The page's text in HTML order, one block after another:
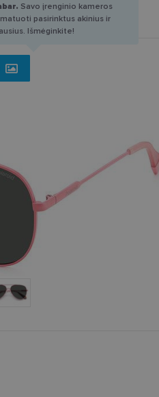
Savo įrenginio kameros
pasirinktus akinius ir
Išmėginkite!